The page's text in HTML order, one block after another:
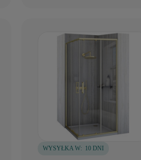
WYSYŁKA W: 10 DNI